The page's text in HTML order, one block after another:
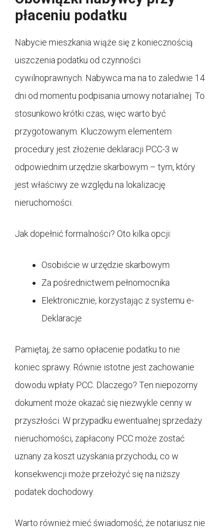
płaceniu podatku
Nabycie mieszkania wiąże się z koniecznością
uiszczenia podatku od czynności
cywilnoprawnych. Nabywca ma na to zaledwie 14
dni od momentu podpisania umowy notarialnej. To
stosunkowo krótki czas, więc warto być
przygotowanym. Kluczowym elementem
procedury jest złożenie deklaracji PCC-3 w
odpowiednim urzędzie skarbowym – tym, który
jest właściwy ze względu na lokalizację
nieruchomości.
Jak dopełnić formalności? Oto kilka opcji:
Osobiście w urzędzie skarbowym
Za pośrednictwem pełnomocnika
Elektronicznie, korzystając z systemu e-
Deklaracje
Pamiętaj, że samo opłacenie podatku to nie
koniec sprawy. Równie istotne jest zachowanie
dowodu wpłaty PCC. Dlaczego? Ten niepozorny
dokument może okazać się niezwykle cenny w
przyszłości. W przypadku ewentualnej sprzedaży
nieruchomości, zapłacony PCC może zostać
uznany za koszt uzyskania przychodu, co w
konsekwencji może przełożyć się na niższy
podatek dochodowy.
Warto również mieć świadomość, że notariusz nie